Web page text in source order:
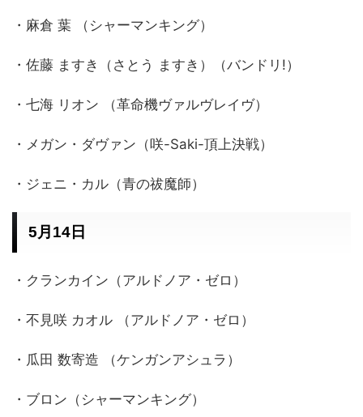
・麻倉 葉 （シャーマンキング）
・佐藤 ますき（さとう ますき）（バンドリ!）
・七海 リオン （革命機ヴァルヴレイヴ）
・メガン・ダヴァン（咲-Saki-頂上決戦）
・ジェニ・カル（青の祓魔師）
5月14日
・クランカイン（アルドノア・ゼロ）
・不見咲 カオル （アルドノア・ゼロ）
・瓜田 数寄造 （ケンガンアシュラ）
・ブロン（シャーマンキング）